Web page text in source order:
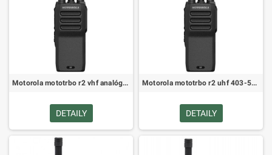
Motorola mototrbo r2 vhf analógové rádio bez displeja pni302c (MDH11JDC9JC2AN)
DETAILY
Motorola mototrbo r2 uhf 403-527MHz 5W analógové rádio bez displeja pni502c (MDH11YDC9JC2AN)
DETAILY